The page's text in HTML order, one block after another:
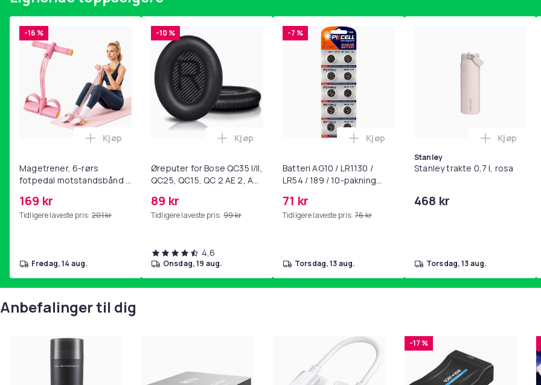
Artikkel nr.
Produktsikkerhetsinformasjon
-16 %
Magetrener, 6-rørs
fotpedal motstandsbånd -
yoga og
hjemmegymnastikk Pink
169 kr
Tidligere laveste pris: 201 kr
Legg Magetrener, 6-rørs fotpedal motstandsbånd - mage- og kjernetrening, yoga og
Kjøp
fredag, 14 aug.
-10 %
Øreputer for Bose QC35 I/II,
QC25, QC15, QC 2 AE 2, AE
SoundLink Black
89 kr
Tidligere laveste pris: 99 kr
Legg Øreputer for Bose QC35 I/II, QC25, QC15, QC 2 AE 2, AE 2i, AE 2w,
Kjøp
4,6
onsdag, 19 aug.
-7 %
Batteri AG10 / LR1130 /
LR54 / 189 / 10-pakning
71 kr
Tidligere laveste pris: 76 kr
Legg Batteri AG10 / LR1130 / LR54 / 189
Kjøp
torsdag, 13 aug.
Stanley
Stanley trakte 0,7 l, rosa
468 kr
Legg
Kjøp
torsdag, 13 aug.
Anbefalinger til dig
-17 %